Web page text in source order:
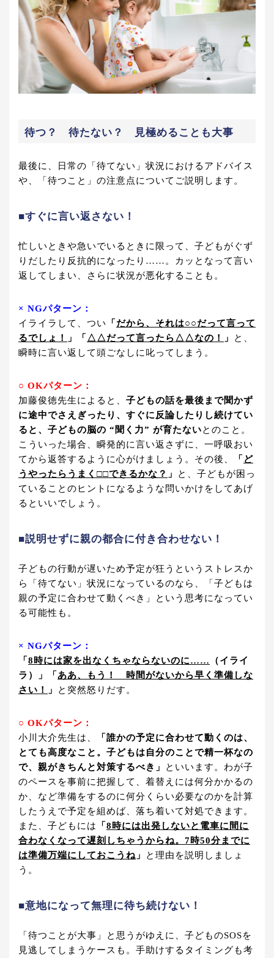
待つ？ 待たない？ 見極めることも大事
最後に、日常の「待てない」状況におけるアドバイス
や、「待つこと」の注意点についてご説明します。
■すぐに言い返さない！
忙しいときや急いでいるときに限って、子どもがぐず
りだしたり反抗的になったり……。カッとなって言い
返してしまい、さらに状況が悪化することも。
× NGパターン：
イライラして、つい
「だから、それは○○だって言って
るでしょ！
」「 △△だって言ったら△△なの！ 」
と、
瞬時に言い返して頭ごなしに叱ってしまう。
○ OKパターン：
加藤俊徳先生によると、 子どもの話を最後まで聞かず
に途中でさえぎったり、すぐに反論したりし続けてい
ると、子どもの脳の “聞く力” が育たないとのこと。
こういった場合、瞬発的に言い返さずに、一呼吸おい
てから返答するように心がけましょう。その後、
「 ど
うやったらうまく□□できるかな？ 」
と、子どもが困っ
ていることのヒントになるような問いかけをしてあげ
るといいでしょう。
■説明せずに親の都合に付き合わせない！
子どもの行動が遅いため予定が狂うというストレスか
ら「待てない」状況になっているのなら、「子どもは
親の予定に合わせて動くべき」という思考になってい
る可能性も。
× NGパターン：
「8時には家を出なくちゃならないのに……
（イライ
ラ）」「ああ、もう！ 時間がないから早く準備しな
さい！
」 と突然怒りだす。
○ OKパターン：
小川大介先生は、
「誰かの予定に合わせて動くのは、
とても高度なこと。子どもは自分のことで精一杯なの
で、親がきちんと対策するべき」
といいます。わが子
のペースを事前に把握して、着替えには何分かかるの
か、など準備をするのに何分くらい必要なのかを計算
したうえで予定を組めば、落ち着いて対処できます。
また、子どもには
「8時には出発しないと電車に間に
合わなくなって遅刻しちゃうからね。7時50分までに
は準備万端にしておこうね 」
と理由を説明しましょ
う。
■意地になって無理に待ち続けない！
「待つことが大事」と思うがゆえに、子どものSOSを
見逃してしまうケースも。手助けするタイミングも考